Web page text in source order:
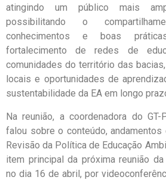
atingindo um público mais
possibilitando o
conhecimentos e boas
fortalecimento de redes de
comunidades do território das
locais e oportunidades de
sustentabilidade da EA em longo
Na reunião, a coordenadora do GT-
falou sobre o conteúdo,
Revisão da Política de Educação
item principal da próxima reunião da
no dia 16 de abril, por